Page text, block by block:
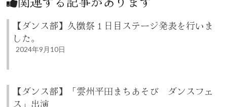
【ダンス部】久徴祭１日目ステージ発表を行いま
した。
2024年9月10日
【ダンス部】「雲州平田まちあそび ダンスフェ
ス」出演